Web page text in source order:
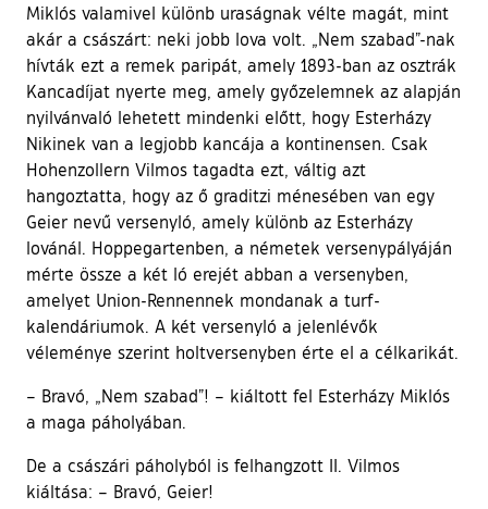
Miklós valamivel különb uraságnak vélte magát, mint
akár a császárt: neki jobb lova volt. „Nem szabad”-nak
hívták ezt a remek paripát, amely 1893-ban az osztrák
Kancadíjat nyerte meg, amely győzelemnek az alapján
nyilvánvaló lehetett mindenki előtt, hogy Esterházy
Nikinek van a legjobb kancája a kontinensen. Csak
Hohenzollern Vilmos tagadta ezt, váltig azt
hangoztatta, hogy az ő graditzi ménesében van egy
Geier nevű versenyló, amely különb az Esterházy
lovánál. Hoppegartenben, a németek versenypályáján
mérte össze a két ló erejét abban a versenyben,
amelyet Union-Rennennek mondanak a turf-
kalendáriumok. A két versenyló a jelenlévők
véleménye szerint holtversenyben érte el a célkarikát.
– Bravó, „Nem szabad”! – kiáltott fel Esterházy Miklós
a maga páholyában.
De a császári páholyból is felhangzott II. Vilmos
kiáltása: – Bravó, Geier!